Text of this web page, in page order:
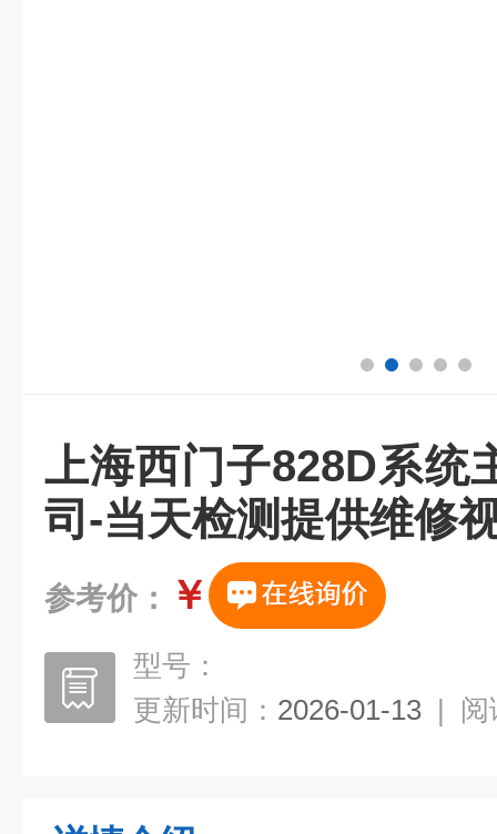
上海西门子828D系统
司-当天检测提供维修
参考价： ￥
型号：
更新时间： 2026-01-13 | 阅